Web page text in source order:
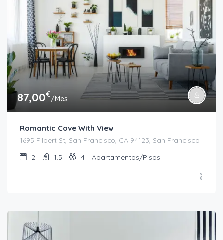
87,00€/Mes
Romantic Cove With View
1695 Filbert St, San Francisco, CA 94123, San Francisco
2
1.5 4 Apartamentos/Pisos